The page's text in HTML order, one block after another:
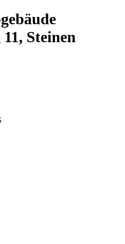
Steinen